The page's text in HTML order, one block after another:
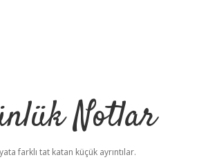
Notlar
farklı tat katan küçük ayrıntılar.